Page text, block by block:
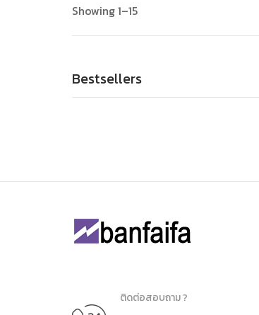
Showing 1–15
Bestsellers
ติดต่อสอบถาม ?